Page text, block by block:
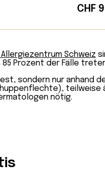
CHF
Allergiezentrum Schweiz
85 Prozent der Fälle
sondern nur anhand
nötig.